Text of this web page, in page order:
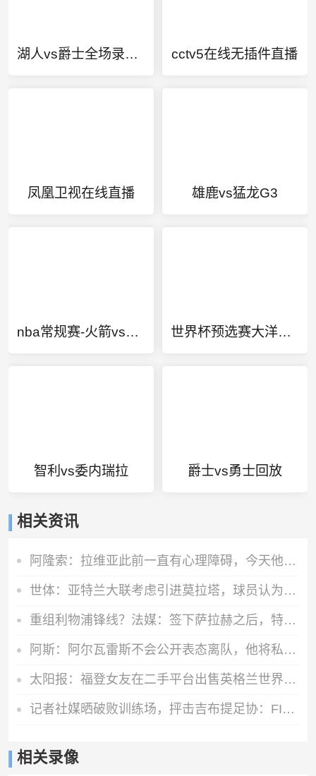
湖人vs爵士全场录像回放 cctv5在线无插件直播
凤凰卫视在线直播 雄鹿vs猛龙G3
nba常规赛-火箭vs勇士回放 世界杯预选赛大洋洲区第一轮比赛
智利vs委内瑞拉 爵士vs勇士回放
相关资讯
阿隆索：拉维亚此前一直有心理障碍，今天他很累但发自内心地开心
世体：亚特兰大联考虑引进莫拉塔，球员认为自己还能留在顶级联赛
重组利物浦锋线？法媒：签下萨拉赫之后，特拉布宗即将拿下努涅斯
阿斯：阿尔瓦雷斯不会公开表态离队，他将私下与西蒙尼和马竞沟通
太阳报：福登女友在二手平台出售英格兰世界杯球衣，标价70英镑
记者社媒晒破败训练场，抨击吉布提足协：FIFA的拨款去哪里了？
相关录像